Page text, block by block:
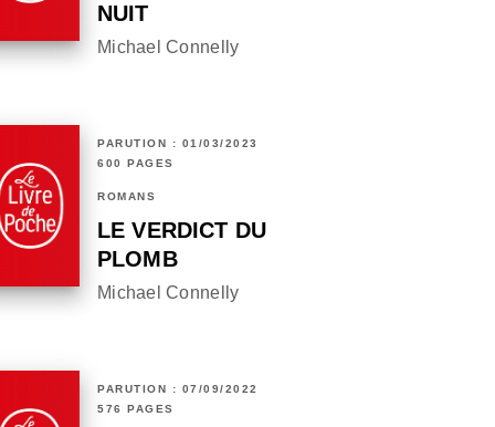
NUIT
Michael Connelly
PARUTION : 01/03/2023
600 PAGES
ROMANS
LE VERDICT DU
PLOMB
Michael Connelly
PARUTION : 07/09/2022
576 PAGES